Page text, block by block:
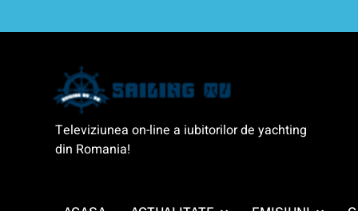
to
SailingTV
Televiziunea on-line a iubitorilor de yachting
din Romania!